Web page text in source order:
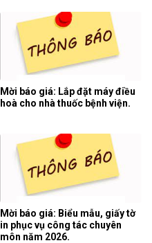
Mời báo giá: Lắp đặt máy điều
hoà cho nhà thuốc bệnh viện.
Mời báo giá: Biểu mẫu, giấy tờ
in phục vụ công tác chuyên
môn năm 2026.